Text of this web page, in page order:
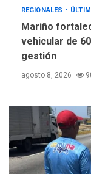
REGIONALES
Mariño
vehicular de
gestión
agosto 8, 2026